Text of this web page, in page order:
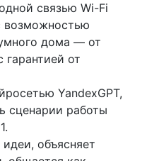
связью Wi-Fi
возможностью
дома — от
от
YandexGPT,
сценарии работы
объясняет